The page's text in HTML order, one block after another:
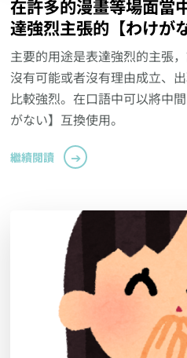
在許多的漫畫等場面當
達強烈主張的【わけが
主要的用途是表達強烈的主張
沒有可能或者沒有理由成立、
比較強烈。在口語中可以將中
がない】互換使用。
繼續閱讀